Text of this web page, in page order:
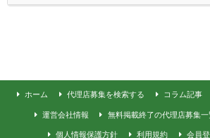
ホーム 代理店募集を検索する コラム記事
運営会社情報 無料掲載終了の代理店募集一
個人情報保護方針 利用規約 会員